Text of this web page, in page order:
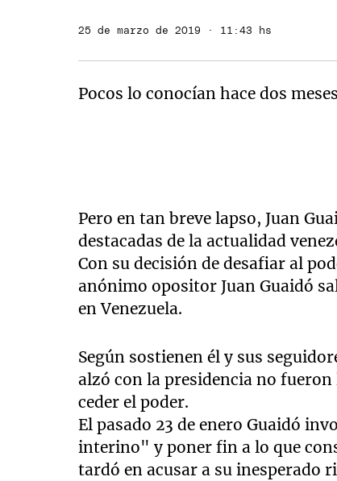
25 de marzo de 2019 · 11:43 hs
Pocos lo conocían hace dos meses
Pero en tan breve lapso, Juan
destacadas de la actualidad
Con su decisión de desafiar al
anónimo opositor Juan Guaidó
en Venezuela.
Según sostienen él y sus
alzó con la presidencia no
ceder el poder.
El pasado 23 de enero Guaidó
interino" y poner fin a lo que
tardó en acusar a su inesperado